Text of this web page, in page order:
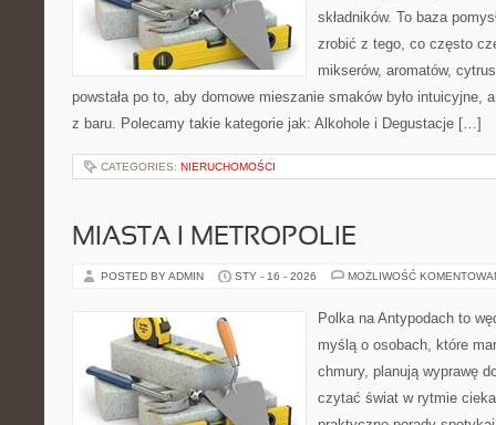
składników. To baza
zrobić z tego, co często
mikserów, aromatów,
powstała po to, aby domowe mieszanie smaków było intuicyjne,
z baru. Polecamy takie kategorie jak: Alkohole i Degustacje […]
CATEGORIES: NIERUCHOMOŚCI
MIASTA I METROPOLIE
POSTED BY ADMIN STY - 16 - 2026 MOŻLIWOŚĆ
Polka na Antypodach to
myślą o osobach, które
chmury, planują wyprawę
czytać świat w rytmie